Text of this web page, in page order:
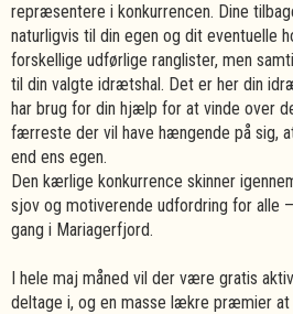
repræsentere i konkurrencen. Dine
naturligvis til din egen og dit eventuelle
forskellige udførlige ranglister, men
til din valgte idrætshal. Det er her din
har brug for din hjælp for at vinde over
færreste der vil have hængende på sig,
end ens egen.
Den kærlige konkurrence skinner
sjov og motiverende udfordring for alle
gang i Mariagerfjord.
I hele maj måned vil der være gratis
deltage i, og en masse lækre præmier at